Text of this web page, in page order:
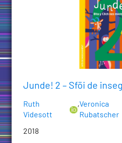
Junde! 2 – Sföi de
Ruth
Videsott
,Veronica
Rubatscher
2018